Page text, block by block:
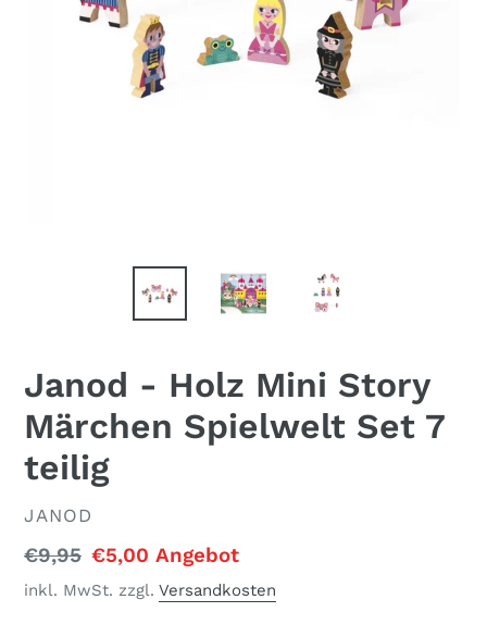
Janod - Holz Mini Story
Märchen Spielwelt Set 7
teilig
VERKÄUFER
JANOD
Normaler
Preis
€9,95 Sonderpreis
€5,00Angebot
inkl. MwSt. zzgl. Versandkosten